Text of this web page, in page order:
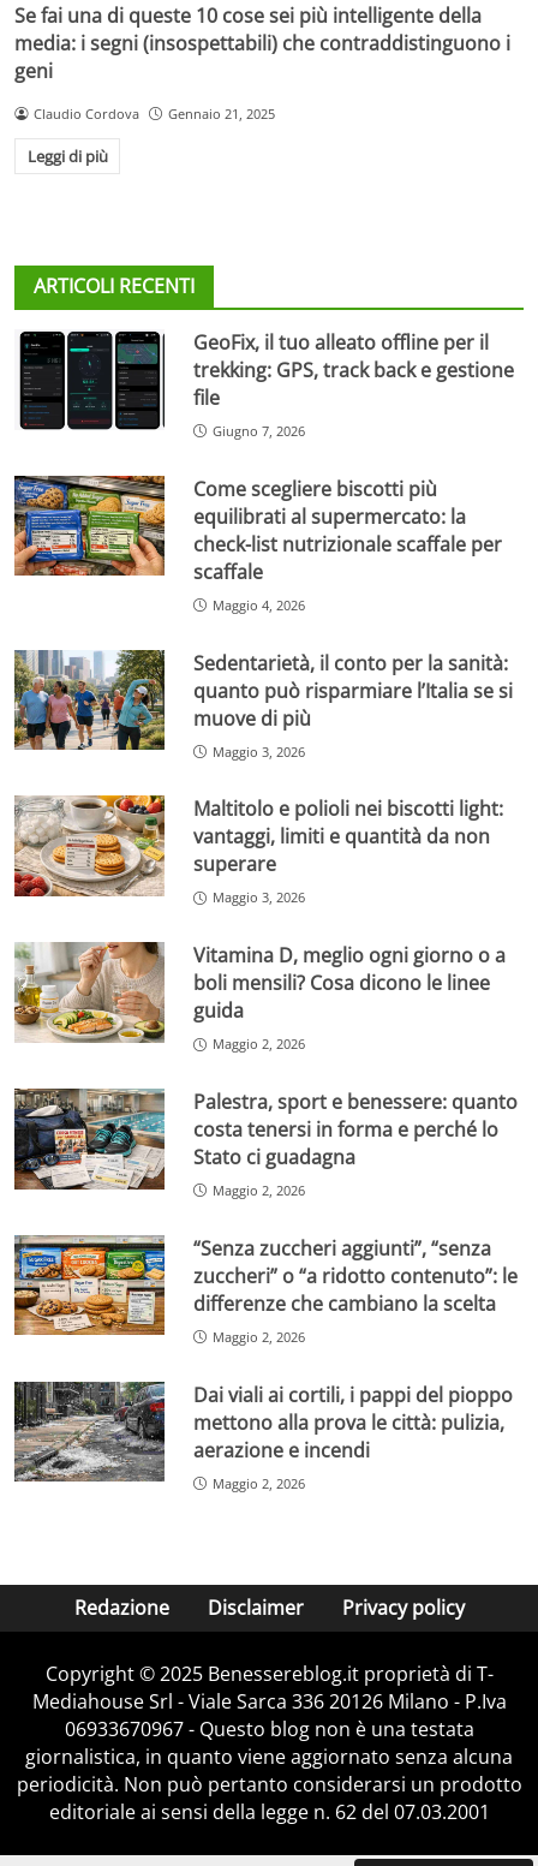
Se fai una di queste 10 cose sei più intelligente della
media: i segni (insospettabili) che contraddistinguono i
geni
Claudio Cordova Gennaio 21, 2025
Leggi di più
ARTICOLI RECENTI
GeoFix, il tuo alleato offline per il
trekking: GPS, track back e gestione
file
Giugno 7, 2026
Come scegliere biscotti più
equilibrati al supermercato: la
check-list nutrizionale scaffale per
scaffale
Maggio 4, 2026
Sedentarietà, il conto per la sanità:
quanto può risparmiare l’Italia se si
muove di più
Maggio 3, 2026
Maltitolo e polioli nei biscotti light:
vantaggi, limiti e quantità da non
superare
Maggio 3, 2026
Vitamina D, meglio ogni giorno o a
boli mensili? Cosa dicono le linee
guida
Maggio 2, 2026
Palestra, sport e benessere: quanto
costa tenersi in forma e perché lo
Stato ci guadagna
Maggio 2, 2026
“Senza zuccheri aggiunti”, “senza
zuccheri” o “a ridotto contenuto”: le
differenze che cambiano la scelta
Maggio 2, 2026
Dai viali ai cortili, i pappi del pioppo
mettono alla prova le città: pulizia,
aerazione e incendi
Maggio 2, 2026
Redazione Disclaimer Privacy policy
Copyright © 2025 Benessereblog.it proprietà di T-
Mediahouse Srl - Viale Sarca 336 20126 Milano - P.Iva
06933670967 - Questo blog non è una testata
giornalistica, in quanto viene aggiornato senza alcuna
periodicità. Non può pertanto considerarsi un prodotto
editoriale ai sensi della legge n. 62 del 07.03.2001